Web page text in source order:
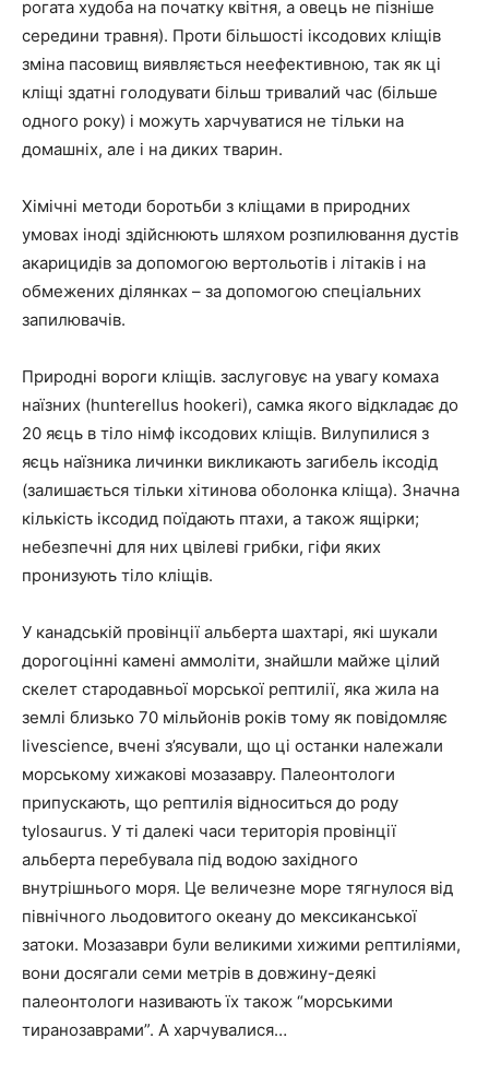
рогата худоба на початку квітня, а овець не пізніше
середини травня). Проти більшості іксодових кліщів
зміна пасовищ виявляється неефективною, так як ці
кліщі здатні голодувати більш тривалий час (більше
одного року) і можуть харчуватися не тільки на
домашніх, але і на диких тварин.
Хімічні методи боротьби з кліщами в природних
умовах іноді здійснюють шляхом розпилювання дустів
акарицидів за допомогою вертольотів і літаків і на
обмежених ділянках – за допомогою спеціальних
запилювачів.
Природні вороги кліщів. заслуговує на увагу комаха
наїзних (hunterellus hookeri), самка якого відкладає до
20 яєць в тіло німф іксодових кліщів. Вилупилися з
яєць наїзника личинки викликають загибель іксодід
(залишається тільки хітинова оболонка кліща). Значна
кількість іксодид поїдають птахи, а також ящірки;
небезпечні для них цвілеві грибки, гіфи яких
пронизують тіло кліщів.
У канадській провінції альберта шахтарі, які шукали
дорогоцінні камені аммоліти, знайшли майже цілий
скелет стародавньої морської рептилії, яка жила на
землі близько 70 мільйонів років тому як повідомляє
livescience, вчені з’ясували, що ці останки належали
морському хижакові мозазавру. Палеонтологи
припускають, що рептилія відноситься до роду
tylosaurus. У ті далекі часи територія провінції
альберта перебувала під водою західного
внутрішнього моря. Це величезне море тягнулося від
північного льодовитого океану до мексиканської
затоки. Мозазаври були великими хижими рептиліями,
вони досягали семи метрів в довжину-деякі
палеонтологи називають їх також “морськими
тиранозаврами”. А харчувалися…